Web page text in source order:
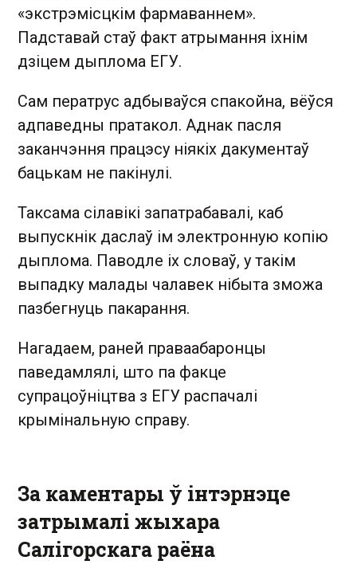
«экстрэмісцкім фармаваннем».
Падставай стаў факт атрымання іхнім
дзіцем дыплома ЕГУ.
Сам ператрус адбываўся спакойна, вёўся
адпаведны пратакол. Аднак пасля
заканчэння працэсу ніякіх дакументаў
бацькам не пакінулі.
Таксама сілавікі запатрабавалі, каб
выпускнік даслаў ім электронную копію
дыплома. Паводле іх словаў, у такім
выпадку малады чалавек нібыта зможа
пазбегнуць пакарання.
Нагадаем, раней праваабаронцы
паведамлялі, што па факце
супрацоўніцтва з ЕГУ распачалі
крымінальную справу.
За каментары ў інтэрнэце
затрымалі жыхара
Салігорскага раёна